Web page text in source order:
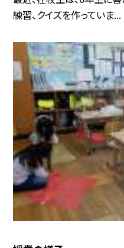
練習、クイズを作っていま...